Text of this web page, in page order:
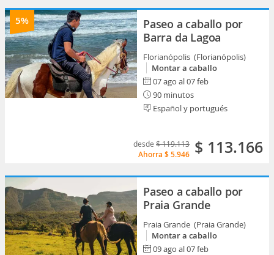
5%
Paseo a caballo por
Barra da Lagoa
Florianópolis (Florianópolis)
Montar a caballo
07 ago al 07 feb
90 minutos
Español y portugués
desde $ 119.113
Ahorra $ 5.946 $ 113.166
Paseo a caballo por
Praia Grande
Praia Grande (Praia Grande)
Montar a caballo
09 ago al 07 feb